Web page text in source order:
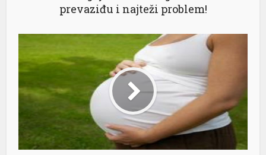
prevaziđu i najteži problem!